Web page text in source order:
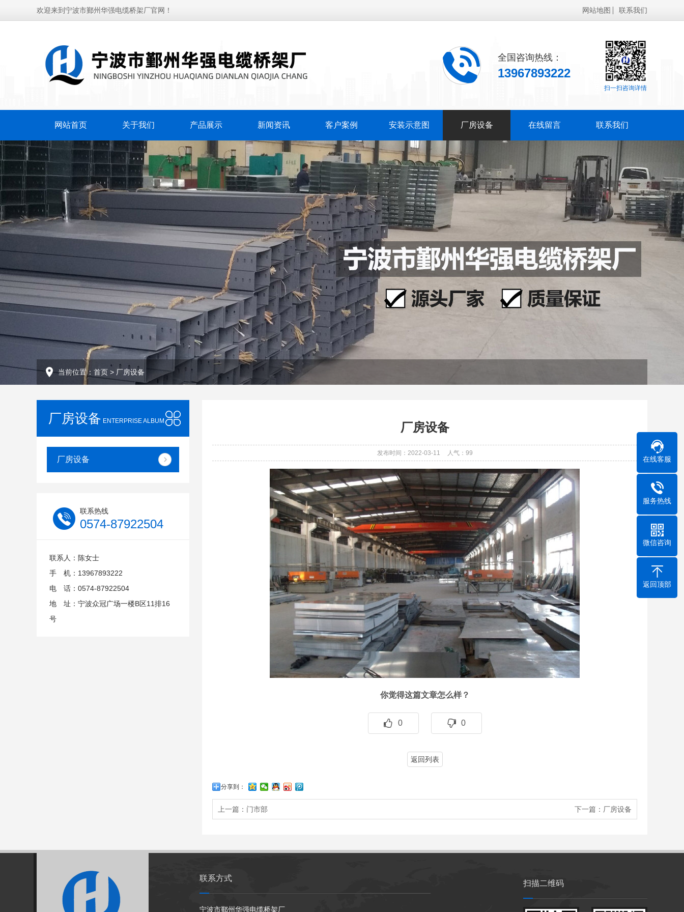
欢迎来到宁波市鄞州华强电缆桥架厂官网！ 网站地图 联系我们
扫一扫咨询详情
全国咨询热线：
13967893222
网站首页 关于我们 产品展示 新闻资讯 客户案例 安装示意图 厂房设备 在线留言 联系我们
当前位置： 首页 > 厂房设备
厂房设备 ENTERPRISE ALBUM
厂房设备
联系热线
0574-87922504
联系人：陈女士
手 机：13967893222
电 话：0574-87922504
地 址：宁波众冠广场一楼B区11排16
号
厂房设备
发布时间：2022-03-11 人气： 99
你觉得这篇文章怎么样？
0 0
返回列表
分享到：
上一篇： 门市部 下一篇： 厂房设备
联系方式
宁波市鄞州华强电缆桥架厂
扫描二维码
在线客服
服务热线
微信咨询
返回顶部